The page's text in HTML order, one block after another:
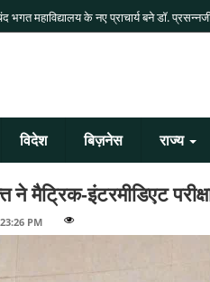
भगत महाविद्यालय के नए प्राचार्य बने डॉ.
विदेश बिज़नेस राज्य
इंटरमीडिएट
PM